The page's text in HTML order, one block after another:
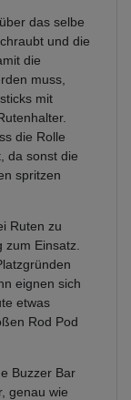
das selbe
und die
die
muss,
mit
die Rolle
da sonst die
spritzen
Ruten zu
Einsatz.
eignen sich
etwas
Rod Pod
Buzzer Bar
genau wie